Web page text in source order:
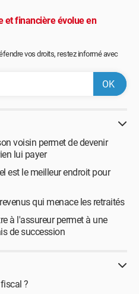
et financière évolue en
vos droits, restez informé avec
voisin permet de devenir
lui payer
est le meilleur endroit pour
qui menace les retraités
à l'assureur permet à une
de succession
?